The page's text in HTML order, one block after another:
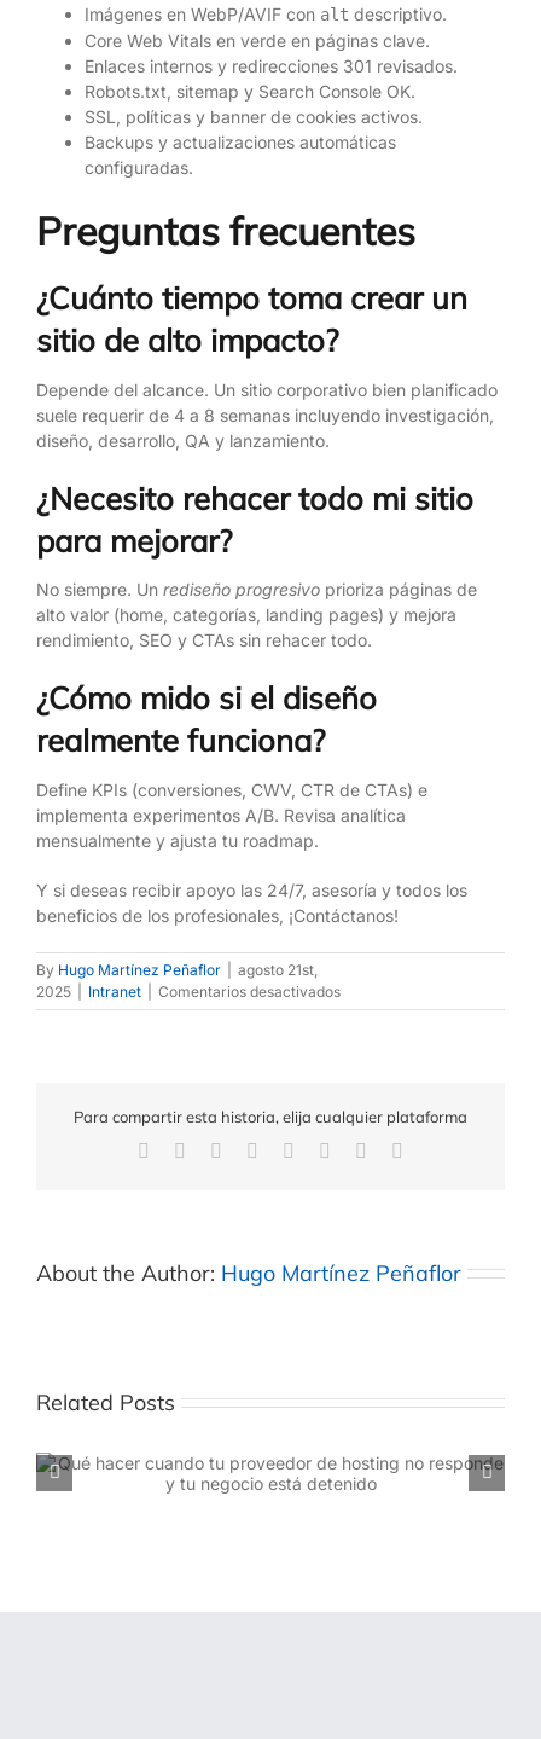
Imágenes en WebP/AVIF con alt descriptivo.
Core Web Vitals en verde en páginas clave.
Enlaces internos y redirecciones 301 revisados.
Robots.txt, sitemap y Search Console OK.
SSL, políticas y banner de cookies activos.
Backups y actualizaciones automáticas
configuradas.
Preguntas frecuentes
¿Cuánto tiempo toma crear un
sitio de alto impacto?
Depende del alcance. Un sitio corporativo bien planificado
suele requerir de 4 a 8 semanas incluyendo investigación,
diseño, desarrollo, QA y lanzamiento.
¿Necesito rehacer todo mi sitio
para mejorar?
No siempre. Un rediseño progresivo prioriza páginas de
alto valor (home, categorías, landing pages) y mejora
rendimiento, SEO y CTAs sin rehacer todo.
¿Cómo mido si el diseño
realmente funciona?
Define KPIs (conversiones, CWV, CTR de CTAs) e
implementa experimentos A/B. Revisa analítica
mensualmente y ajusta tu roadmap.
Y si deseas recibir apoyo las 24/7, asesoría y todos los
beneficios de los profesionales, ¡Contáctanos!
By Hugo Martínez Peñaflor
agosto 21st,
2025
Intranet Comentarios desactivados
Para compartir esta historia, elija cualquier plataforma
About the Author: Hugo Martínez Peñaflor
Related Posts
Cuántos recursos necesita realmente tu sitio web